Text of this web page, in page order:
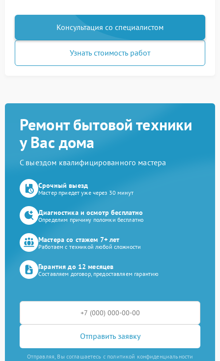
Консультация со специалистом
Узнать стоимость работ
Ремонт бытовой техники
у Вас дома
С выездом квалифицированного мастера
Срочный выезд
Мастер приедет уже через 30 минут
Диагностика и осмотр бесплатно
Определим причину поломки бесплатно
Мастера со стажем 7+ лет
Работаем с техникой любой сложности
Гарантия до 12 месяцев
Составляем договор, предоставляем гарантию
Отправить заявку
Отправляя, Вы соглашаетесь с политикой конфиденциальности